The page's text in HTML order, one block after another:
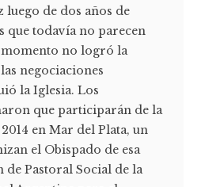
luego de dos años de
que todavía no parecen
no logró la
negociaciones
la Iglesia. Los
que participarán de la
en Mar del Plata, un
el Obispado de esa
Pastoral Social de la